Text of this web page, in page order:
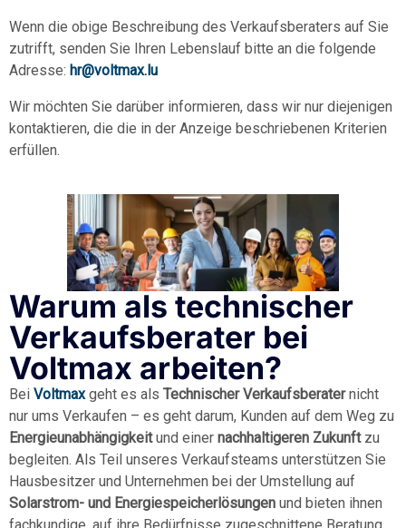
Wenn die obige Beschreibung des Verkaufsberaters auf Sie
zutrifft, senden Sie Ihren Lebenslauf bitte an die folgende
Adresse: hr@voltmax.lu
Wir möchten Sie darüber informieren, dass wir nur diejenigen
kontaktieren, die die in der Anzeige beschriebenen Kriterien
erfüllen.
Warum als technischer
Verkaufsberater bei
Voltmax arbeiten?
Bei Voltmaxgeht es als Technischer Verkaufsberaternicht
nur ums Verkaufen – es geht darum, Kunden auf dem Weg zu
Energieunabhängigkeitund einer nachhaltigeren Zukunftzu
begleiten. Als Teil unseres Verkaufsteams unterstützen Sie
Hausbesitzer und Unternehmen bei der Umstellung auf
Solarstrom- und Energiespeicherlösungen und bieten ihnen
fachkundige, auf ihre Bedürfnisse zugeschnittene Beratung.